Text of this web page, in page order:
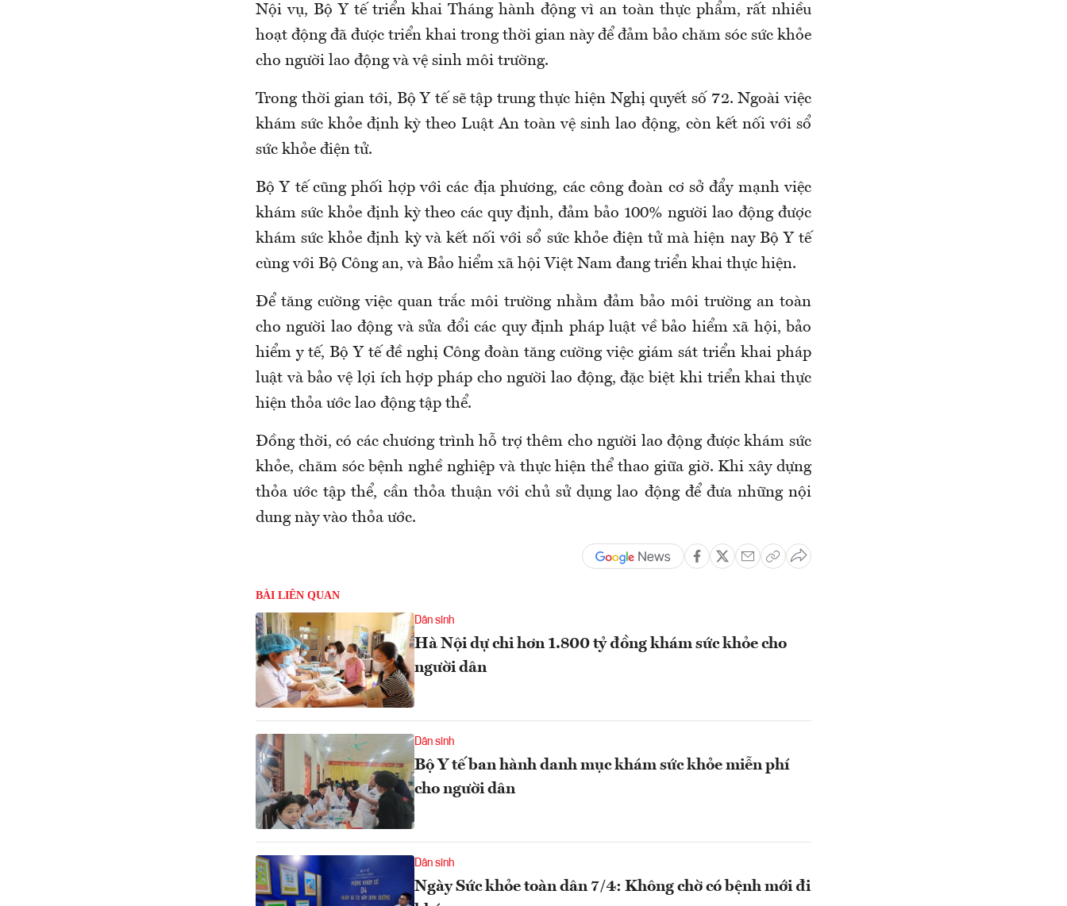
Nội vụ, Bộ Y tế triển khai Tháng hành động vì an toàn thực phẩm, rất nhiều
hoạt động đã được triển khai trong thời gian này để đảm bảo chăm sóc sức khỏe
cho người lao động và vệ sinh môi trường.
Trong thời gian tới, Bộ Y tế sẽ tập trung thực hiện Nghịquyếtsố 72. Ngoài việc
khám sức khỏe định kỳ theo LuậtAn toàn vệsinh lao động, còn kết nối vớisổ
sức khỏe điện tử.
Bộ Y tế cũng phối hợp với các địa phương, các công đoàn cơ sở đẩy mạnh việc
khám sức khỏe định kỳ theo các quy định, đảm bảo 100% người lao động được
khám sức khỏe định kỳ và kết nối với sổ sức khỏe điện tử mà hiện nay Bộ Y tế
cùng với Bộ Công an, và Bảo hiểm xã hội Việt Nam đang triển khai thực hiện.
Để tăng cường việc quan trắc môi trường nhằm đảm bảo môi trường an toàn
cho người lao động và sửa đổi các quy định pháp luật về bảo hiểm xã hội, bảo
hiểm y tế, Bộ Y tế đề nghị Công đoàn tăng cường việc giám sát triển khai pháp
luật và bảo vệ lợi ích hợp pháp cho người lao động, đặc biệt khi triển khai thực
hiện thỏa ước lao động tập thể.
Đồng thời, có các chương trình hỗ trợ thêm cho người lao động được khám sức
khỏe, chăm sóc bệnh nghề nghiệp và thực hiện thể thao giữa giờ. Khi xây dựng
thỏa ước tập thể, cần thỏa thuận với chủ sử dụng lao động để đưa những nội
dung này vào thỏa ước.
BÀI LIÊN QUAN
Dân sinh
Hà Nội dự chi hơn 1.800 tỷ đồng khám sức khỏe cho
người dân
Dân sinh
Bộ Y tế ban hành danh mục khám sức khỏe miễn phí
cho người dân
Dân sinh
Ngày Sức khỏe toàn dân 7/4: Không chờ có bệnh mới đi